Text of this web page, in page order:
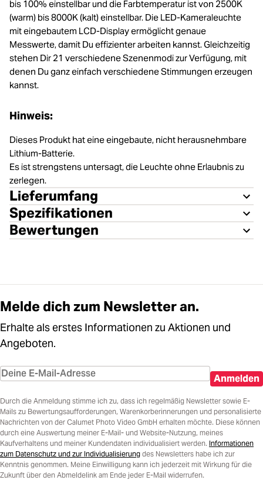
bis 100% einstellbar und die Farbtemperatur ist von 2500K
(warm) bis 8000K (kalt) einstellbar. Die LED-Kameraleuchte
mit eingebautem LCD-Display ermöglicht genaue
Messwerte, damit Du effizienter arbeiten kannst. Gleichzeitig
stehen Dir 21 verschiedene Szenenmodi zur Verfügung, mit
denen Du ganz einfach verschiedene Stimmungen erzeugen
kannst.
Hinweis:
Dieses Produkt hat eine eingebaute, nicht herausnehmbare
Lithium-Batterie.
Es ist strengstens untersagt, die Leuchte ohne Erlaubnis zu
zerlegen.
Lieferumfang
Spezifikationen
Bewertungen
Melde dich zum Newsletter an.
Erhalte als erstes Informationen zu Aktionen und
Angeboten.
Anmelden
Durch die Anmeldung stimme ich zu, dass ich regelmäßig Newsletter sowie E-
Mails zu Bewertungsaufforderungen, Warenkorberinnerungen und personalisierte
Nachrichten von der Calumet Photo Video GmbH erhalten möchte. Diese können
durch eine Auswertung meiner E-Mail- und Website-Nutzung, meines
Kaufverhaltens und meiner Kundendaten individualisiert werden. Informationen
zum Datenschutz und zur Individualisierung des Newsletters habe ich zur
Kenntnis genommen. Meine Einwilligung kann ich jederzeit mit Wirkung für die
Zukunft über den Abmeldelink am Ende jeder E-Mail widerrufen.